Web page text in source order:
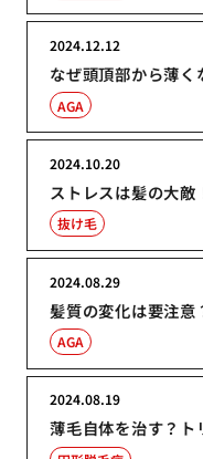
なぜ頭頂部から薄く
2024.12.12
AGA
ストレスは髪の大敵
2024.10.20
抜け毛
髪質の変化は要注意
2024.08.29
AGA
薄毛自体を治す？
2024.08.19